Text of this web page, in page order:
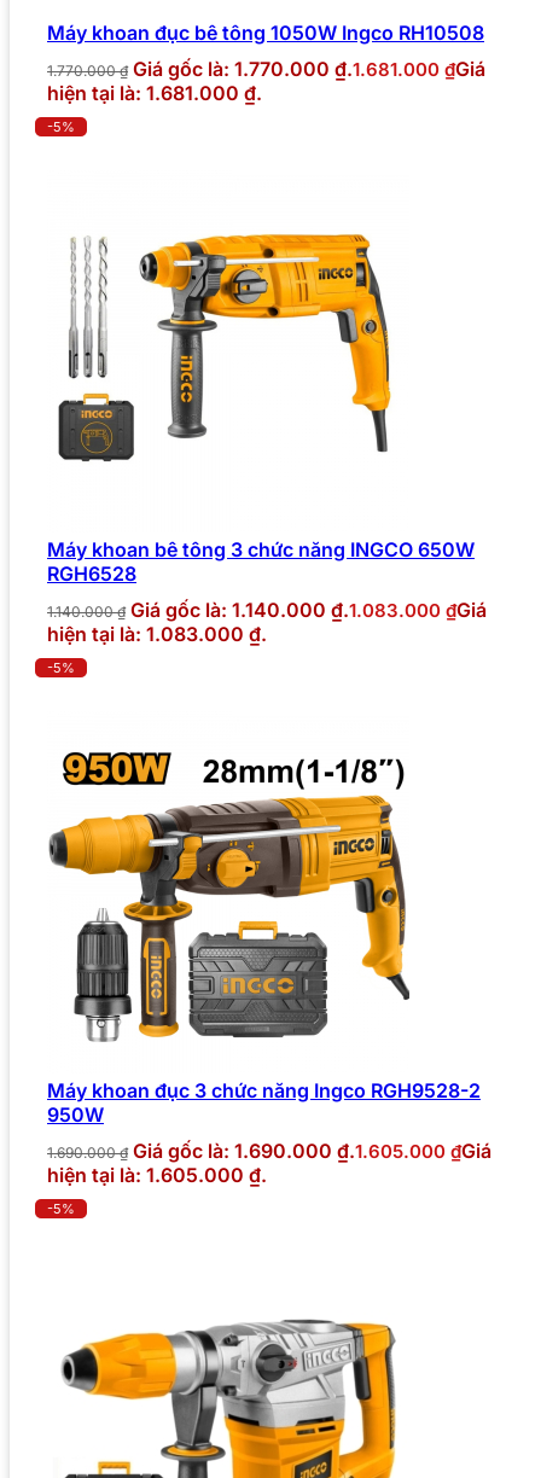
Máy khoan đục bê tông 1050W Ingco RH10508
1.770.000₫ Giá gốc là: 1.770.000 ₫.1.681.000 ₫Giá
hiện tại là: 1.681.000 ₫.
-5%
Máy khoan bê tông 3 chức năng INGCO 650W
RGH6528
1.140.000₫ Giá gốc là: 1.140.000 ₫.1.083.000 ₫Giá
hiện tại là: 1.083.000 ₫.
-5%
Máy khoan đục 3 chức năng Ingco RGH9528-2
950W
1.690.000₫ Giá gốc là: 1.690.000 ₫.1.605.000 ₫Giá
hiện tại là: 1.605.000 ₫.
-5%